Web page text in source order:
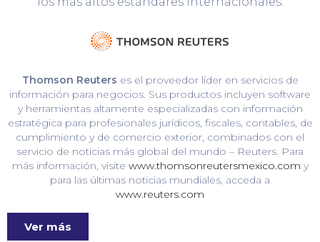
Thomson Reuters es el proveedor líder en servicios de
información para negocios. Sus productos incluyen software
y herramientas altamente especializadas con información
estratégica para profesionales jurídicos, fiscales, contables, de
cumplimiento y de comercio exterior, combinados con el
servicio de noticias más global del mundo – Reuters. Para
más información, visite www.thomsonreutersmexico.com y
para las últimas noticias mundiales, acceda a
www.reuters.com
Ver más